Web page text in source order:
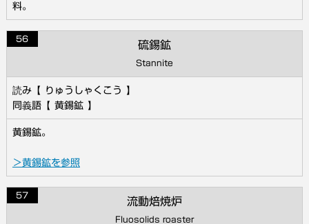
料。
56
硫錫鉱
Stannite
りゅうしゃくこう
黄錫鉱
黄錫鉱。
＞黄錫鉱を参照
57
流動焙焼炉
Fluosolids roaster